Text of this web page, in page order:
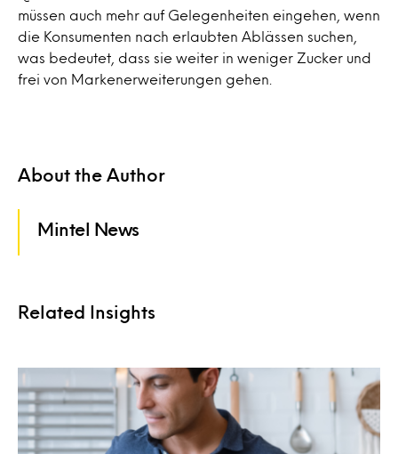
müssen auch mehr auf Gelegenheiten eingehen, wenn
die Konsumenten nach erlaubten Ablässen suchen,
was bedeutet, dass sie weiter in weniger Zucker und
frei von Markenerweiterungen gehen.
About the Author
Mintel News
Related Insights